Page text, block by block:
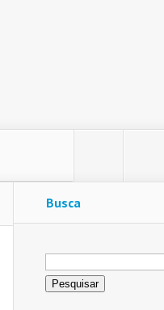
Busca
Pesquisar
por: